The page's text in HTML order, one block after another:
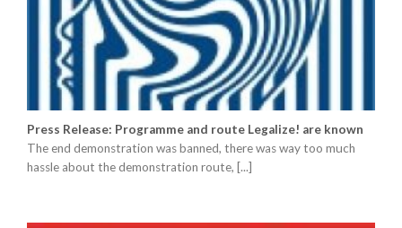
Press Release: Programme and route Legalize! are known
The end demonstration was banned, there was way too much
hassle about the demonstration route, [...]